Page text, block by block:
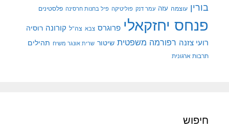
בורין עוצמה עזה עמר דנק פוליטיקה פיל בחנות חרסינה פלסטינים
פנחס יחזקאלי פרוגרס צבא צה"ל קורונה רוסיה
רועי צזנה רפורמה משפטית שיטור שרית אונגר משיח תהילים
תרבות ארגונית
חיפוש